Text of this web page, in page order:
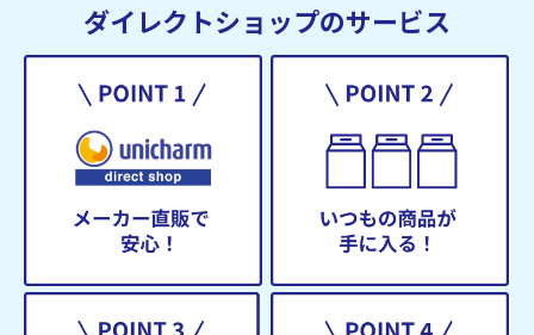
ダイレクトショップのサービス